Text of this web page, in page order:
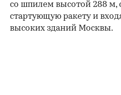
00:00 / 00:00
со шпилем высотой 288
стартующую ракету и
высоких зданий Москвы.